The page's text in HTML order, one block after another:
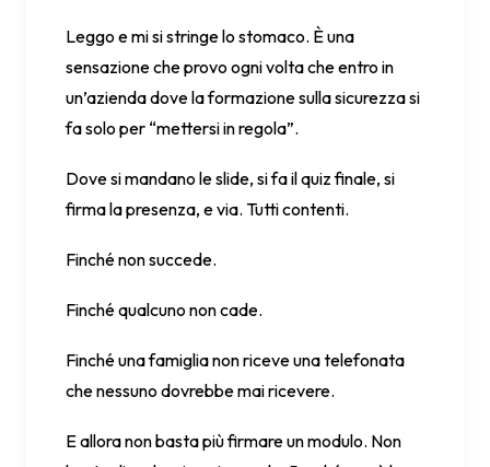
Leggo e mi si stringe lo stomaco. È una
sensazione che provo ogni volta che entro in
un’azienda dove la formazione sulla sicurezza si
fa solo per “mettersi in regola”.
Dove si mandano le slide, si fa il quiz finale, si
firma la presenza, e via. Tutti contenti.
Finché non succede.
Finché qualcuno non cade.
Finché una famiglia non riceve una telefonata
che nessuno dovrebbe mai ricevere.
E allora non basta più firmare un modulo. Non